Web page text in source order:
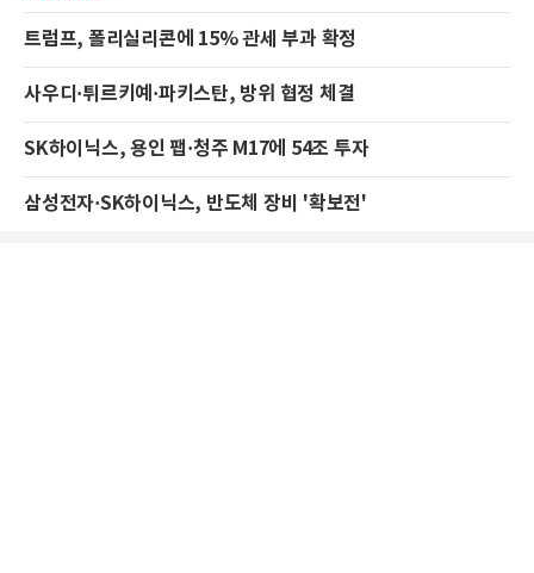
트럼프, 폴리실리콘에 15% 관세 부과 확정
사우디·튀르키예·파키스탄, 방위 협정 체결
SK하이닉스, 용인 팹·청주 M17에 54조 투자
삼성전자·SK하이닉스, 반도체 장비 '확보전'